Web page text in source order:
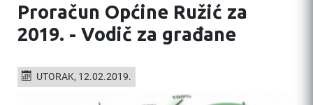
Proračun Općine Ružić za
2019. - Vodič za građane
UTORAK, 12.02.2019.